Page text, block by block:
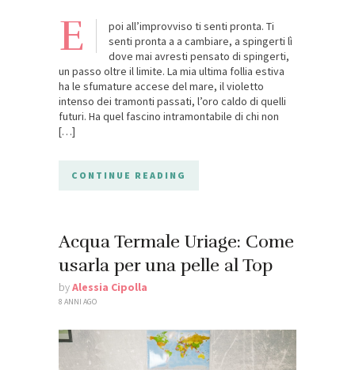
E
poi all’improvviso ti senti pronta. Ti
senti pronta a a cambiare, a spingerti lì
dove mai avresti pensato di spingerti,
un passo oltre il limite. La mia ultima follia estiva
ha le sfumature accese del mare, il violetto
intenso dei tramonti passati, l’oro caldo di quelli
futuri. Ha quel fascino intramontabile di chi non
[…]
CONTINUE READING
Acqua Termale Uriage: Come
usarla per una pelle al Top
byAlessia Cipolla
8 ANNI AGO